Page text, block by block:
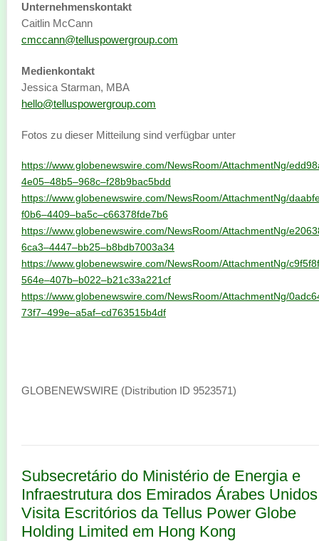
Unternehmenskontakt
Caitlin McCann
cmccann@telluspowergroup.com
Medienkontakt
Jessica Starman, MBA
hello@telluspowergroup.com
Fotos zu dieser Mitteilung sind verfügbar unter
https://www.globenewswire.com/NewsRoom/AttachmentNg/
4e05–48b5–968c–f28b9bac5bdd
https://www.globenewswire.com/NewsRoom/AttachmentNg/
f0b6–4409–ba5c–c66378fde7b6
https://www.globenewswire.com/NewsRoom/AttachmentNg/
6ca3–4447–bb25–b8bdb7003a34
https://www.globenewswire.com/NewsRoom/AttachmentNg/
564e–407b–b022–b21c33a221cf
https://www.globenewswire.com/NewsRoom/AttachmentNg/
73f7–499e–a5af–cd763515b4df
GLOBENEWSWIRE (Distribution ID 9523571)
Subsecretário do Ministério de Energia e
Infraestrutura dos Emirados Árabes Unidos
Visita Escritórios da Tellus Power Globe
Holding Limited em Hong Kong